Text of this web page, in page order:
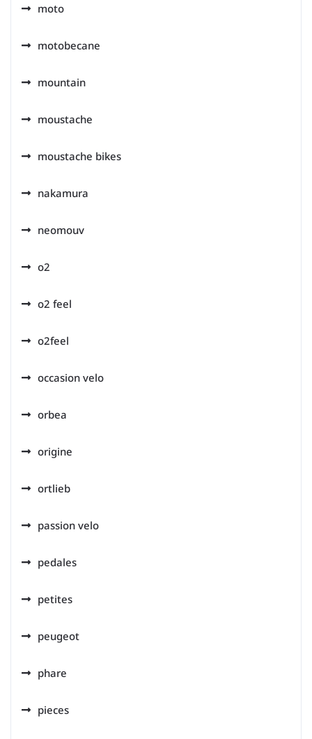
moto
motobecane
mountain
moustache
moustache bikes
nakamura
neomouv
o2
o2 feel
o2feel
occasion velo
orbea
origine
ortlieb
passion velo
pedales
petites
peugeot
phare
pieces